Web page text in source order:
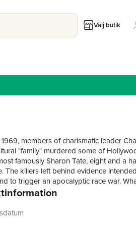
Välj butik
members of charismatic leader
"family" mur­dered some of
famously Sharon Tate, eight and a
The killers left be­hind evidence
to trigger an apocalyptic race war.
gruesome murders placed the entire
They have been a cornerstone of the
on newly released archival